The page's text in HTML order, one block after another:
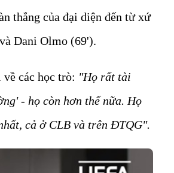
thắng của đại diện đến từ xứ
Dani Olmo (69').
các học trò: "Họ rất tài
- họ còn hơn thế nữa. Họ
cả ở CLB và trên ĐTQG".